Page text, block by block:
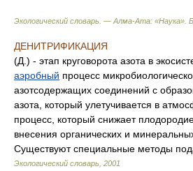
Экологический словарь. — Алма-Ата: «Наука»
ДЕНИТРИФИКАЦИЯ
(Д.) - этап круговорота азота в
аэробный процесс
азотсодержащих соединений с
азота, который улетучивается в
процесс, который снижает
внесения органических и
Существуют специальные методы
Экологический словарь 2001